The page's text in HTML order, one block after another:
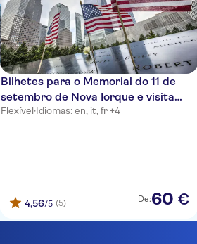
Bilhetes para o Memorial do 11 de
setembro de Nova Iorque e visita
áudio na aplicação
Flexível·Idiomas: en, it, fr +4
4,56/5 (5) De:60 €